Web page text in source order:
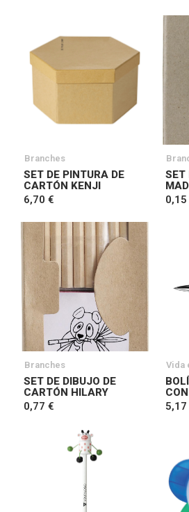
Branches
SET DE PINTURA DE
CARTÓN KENJI
6,70 €
SET
0,15
Branches
SET DE DIBUJO DE
CARTÓN HILARY
0,77 €
Vida
5,17